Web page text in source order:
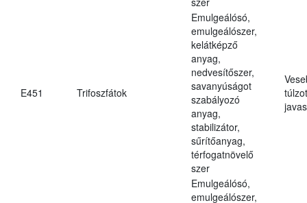
E451 Trifoszfátok
Emulgeálósó,
emulgeálószer,
kelátképző
anyag,
nedvesítőszer,
savanyúságot
szabályozó
anyag,
stabilizátor,
sűrítőanyag,
térfogatnövelő
szer
Emulgeálósó,
emulgeálószer,